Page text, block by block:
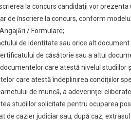
la concurs candidaţii vor
de înscriere la concurs, conform
/ Formulare;
de identitate sau orice alt
de căsătorie sau a altui
care atestă nivelul studiilor
care atestă îndeplinirea condiţiilor
de muncă, a adeverinţei
studiilor solicitate pentru ocuparea
de cazier judiciar sau, după caz,